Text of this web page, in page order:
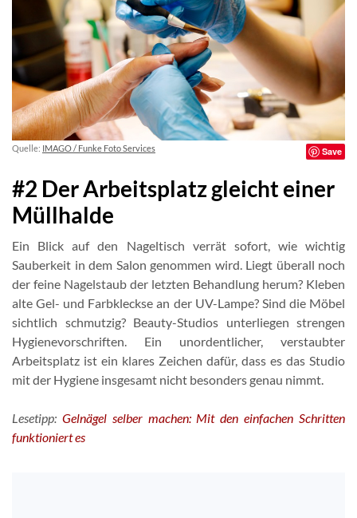
Quelle: IMAGO / Funke Foto Services Save
#2 Der Arbeitsplatz gleicht einer
Müllhalde
Ein Blick auf den Nageltisch verrät sofort, wie wichtig
Sauberkeit in dem Salon genommen wird. Liegt überall noch
der feine Nagelstaub der letzten Behandlung herum? Kleben
alte Gel- und Farbkleckse an der UV-Lampe? Sind die Möbel
sichtlich schmutzig? Beauty-Studios unterliegen strengen
Hygienevorschriften. Ein unordentlicher, verstaubter
Arbeitsplatz ist ein klares Zeichen dafür, dass es das Studio
mit der Hygiene insgesamt nicht besonders genau nimmt.
Lesetipp: Gelnägel selber machen: Mit den einfachen Schritten
funktioniert es